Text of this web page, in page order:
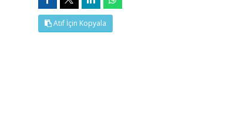
Atıf İçin Kopyala